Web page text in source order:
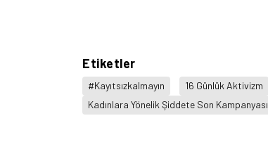
Etiketler
#Kayıtsızkalmayın 16 Günlük Aktivizm
Kadınlara Yönelik Şiddete Son Kampanyası